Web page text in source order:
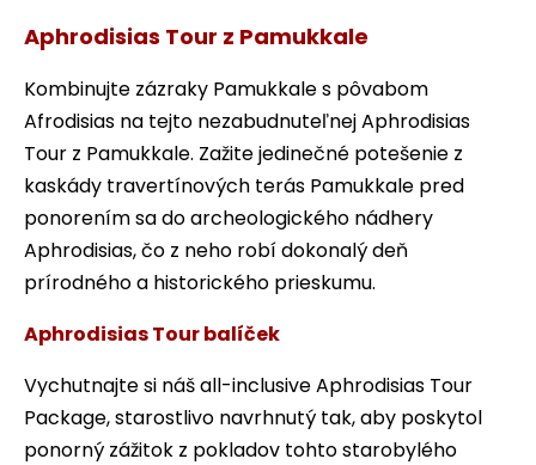
Aphrodisias Tour z Pamukkale
Kombinujte zázraky Pamukkale s pôvabom
Afrodisias na tejto nezabudnuteľnej Aphrodisias
Tour z Pamukkale. Zažite jedinečné potešenie z
kaskády travertínových terás Pamukkale pred
ponorením sa do archeologického nádhery
Aphrodisias, čo z neho robí dokonalý deň
prírodného a historického prieskumu.
Aphrodisias Tour balíček
Vychutnajte si náš all-inclusive Aphrodisias Tour
Package, starostlivo navrhnutý tak, aby poskytol
ponorný zážitok z pokladov tohto starobylého